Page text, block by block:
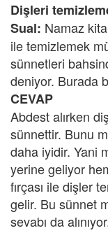
Dişleri
Sual: Namaz
ile temizlemek
sünnetleri
deniyor. Burada
CEVAP
Abdest alırken
sünnettir. Bunu
daha iyidir. Yani
yerine geliyor
fırçası ile dişler
gelir. Bu sünnet
sevabı da